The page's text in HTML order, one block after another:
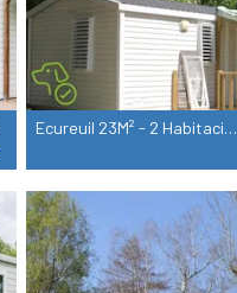
Ecureuil 23M² - 2 Habitaciones